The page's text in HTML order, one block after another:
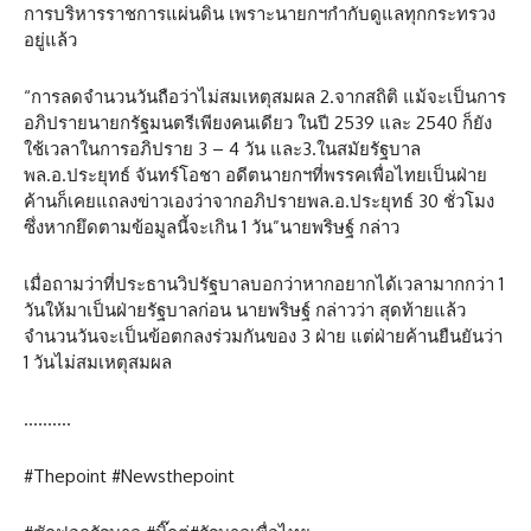
การบริหารราชการแผ่นดิน เพราะนายกฯกำกับดูแลทุกกระทรวง
อยู่แล้ว​
“การลดจำนวนวันถือว่าไม่สมเหตุสมผล​ 2.จากสถิติ แม้จะเป็นการ
อภิปรายนายกรัฐมนตรีเพียงคนเดียว ในปี 2539 และ 2540 ก็ยัง
ใช้เวลาในการอภิปราย 3 – 4 วัน และ3.ในสมัยรัฐบาล
พล.อ.ประยุทธ์​ จันทร์โอชา​ อดีตนายกฯที่พรรคเพื่อไทยเป็นฝ่าย
ค้านก็เคยแถลงข่าวเองว่าจากอภิปรายพล.อ.ประยุทธ์ 30 ชั่วโมง
ซึ่งหากยึดตามข้อมูลนี้จะเกิน 1 วัน”นายพริษฐ์ กล่าว
เมื่อถามว่าที่ประธานวิปรัฐบาลบอกว่าหากอยากได้เวลามากกว่า 1
วันให้มาเป็นฝ่ายรัฐบาลก่อน ​นายพริษฐ์​ กล่าวว่า​ สุดท้ายแล้ว
จำนวนวันจะเป็นข้อตกลงร่วมกันของ 3 ฝ่าย แต่ฝ่ายค้านยืนยันว่า
1 วันไม่สมเหตุสมผล
……….
#Thepoint #Newsthepoint